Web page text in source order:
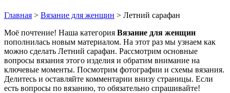
Главная > Вязание для женщин > Летний сарафан
Моё почтение! Наша категория Вязание для женщин
пополнилась новым материалом. На этот раз мы узнаем как
можно сделать Летний сарафан. Рассмотрим основные
вопросы вязания этого изделия и обратим внимание на
ключевые моменты. Посмотрим фотографии и схемы вязания.
Делитесь и оставляйте комментарии внизу страницы. Если
есть вопросы по вязанию, то обязательно спрашивайте!